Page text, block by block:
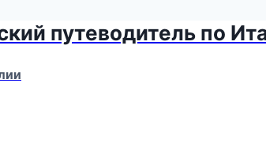
путеводитель по